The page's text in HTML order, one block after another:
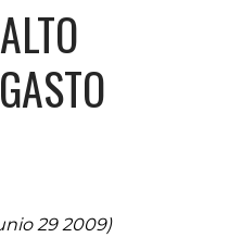
29 2009)